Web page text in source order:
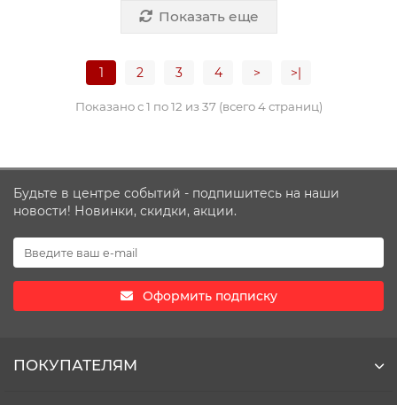
Показать еще
1 2 3 4 > >|
Показано с 1 по 12 из 37 (всего 4 страниц)
Будьте в центре событий - подпишитесь на наши
новости! Новинки, скидки, акции.
Оформить подписку
ПОКУПАТЕЛЯМ